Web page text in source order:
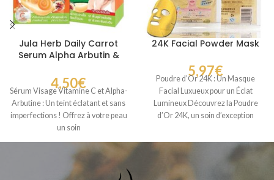
Jula Herb Daily Carrot
Serum Alpha Arbutin &
4,50€
Sérum Visage Vitamine C et Alpha-
Arbutine : Un teint éclatant et sans
imperfections ! Offrez à votre peau
un soin
24K Facial Powder Mask
5,97€
Poudre d’Or 24K : Un Masque
Facial Luxueux pour un Éclat
Lumineux Découvrez la Poudre
d’Or 24K, un soin d’exception